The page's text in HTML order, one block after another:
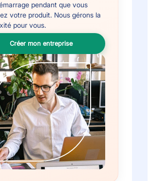
pendant que vous
votre produit. Nous gérons la
pour vous.
Créer mon entreprise